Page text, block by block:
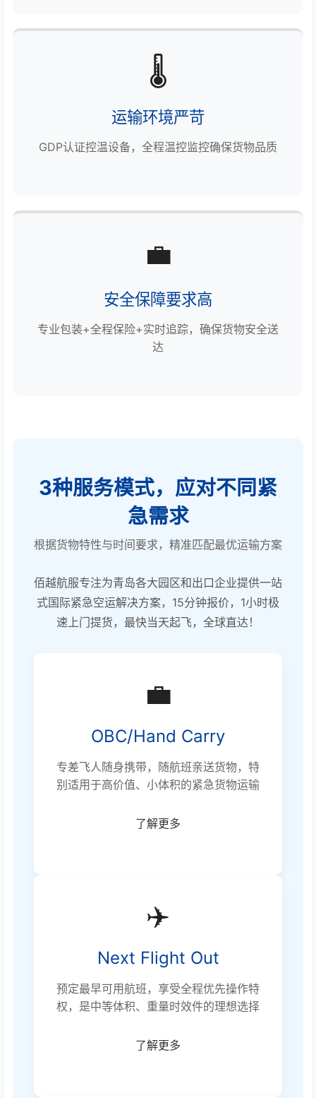
🌡️
运输环境严苛
GDP认证控温设备，全程温控监控确保货物品质
💼
安全保障要求高
专业包装+全程保险+实时追踪，确保货物安全送
达
3种服务模式，应对不同紧
急需求
根据货物特性与时间要求，精准匹配最优运输方案
佰越航服专注为青岛各大园区和出口企业提供一站
式国际紧急空运解决方案，15分钟报价，1小时极
速上门提货，最快当天起飞，全球直达！
💼
OBC/Hand Carry
专差飞人随身携带，随航班亲送货物，特
别适用于高价值、小体积的紧急货物运输
了解更多
✈️
Next Flight Out
预定最早可用航班，享受全程优先操作特
权，是中等体积、重量时效件的理想选择
了解更多